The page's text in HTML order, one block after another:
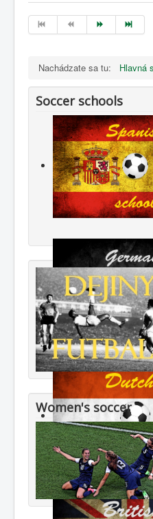
Nachádzate sa tu: Hlavná
Soccer schools
Women's soccer